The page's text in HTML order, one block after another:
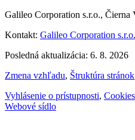
Galileo Corporation s.r.o., Čierna
Kontakt: Galileo Corporation s.r.o.
Posledná aktualizácia: 6. 8. 2026
Zmena vzhľadu, Štruktúra stránok
Vyhlásenie o prístupnosti, Cookies
Webové sídlo